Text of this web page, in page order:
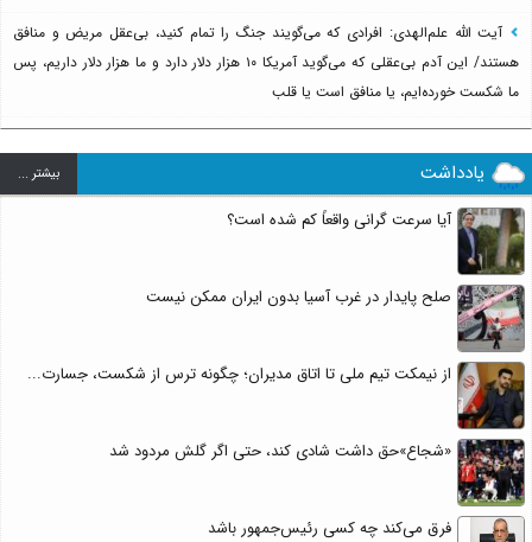
آیت الله علم‌الهدی: افرادی که می‌گویند جنگ را تمام کنید، بی‌عقل مریض و منافق
هستند/ این آدم بی‌عقلی که می‌گوید آمریکا ۱۰ هزار دلار دارد و ما هزار دلار داریم، پس
ما شکست خورده‌ایم، یا منافق است یا قلب
یادداشت بيشتر ...
آیا سرعت گرانی واقعاً کم شده است؟
صلح پایدار در غرب آسیا بدون ایران ممکن نیست
از نیمکت تیم ملی تا اتاق مدیران؛ چگونه ترس از شکست، جسارت...
«شجاع»حق داشت شادی کند، حتی اگر گلش مردود شد
فرق می‌کند چه کسی رئیس‌جمهور باشد